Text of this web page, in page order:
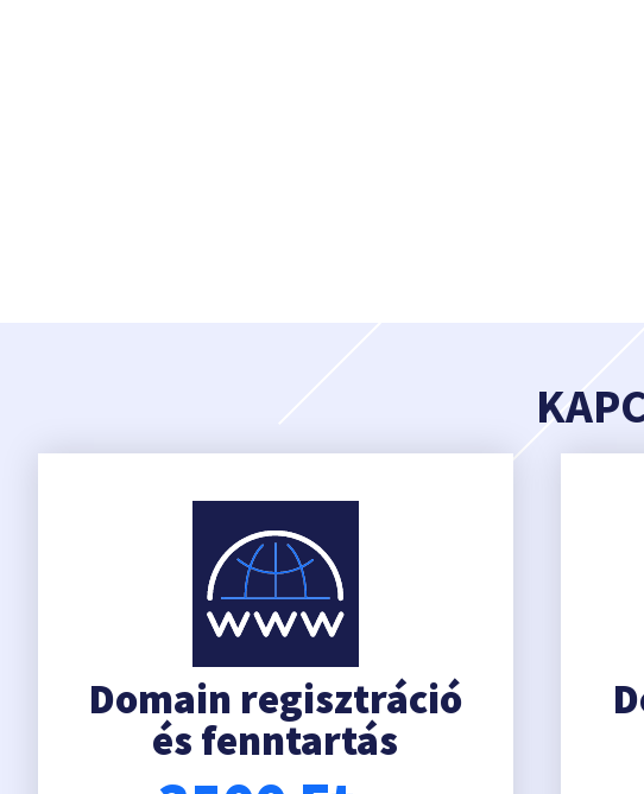
Domain regisztráció
és fenntartás